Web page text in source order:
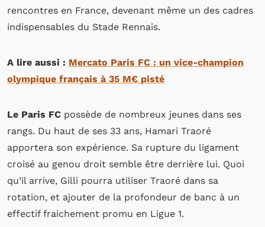
rencontres en France, devenant même un des cadres
indispensables du Stade Rennais.
A lire aussi : Mercato Paris FC : un vice-champion
olympique français à 35 M€ pisté
Le Paris FC possède de nombreux jeunes dans ses
rangs. Du haut de ses 33 ans, Hamari Traoré
apportera son expérience. Sa rupture du ligament
croisé au genou droit semble être derrière lui. Quoi
qu’il arrive, Gilli pourra utiliser Traoré dans sa
rotation, et ajouter de la profondeur de banc à un
effectif fraichement promu en Ligue 1.